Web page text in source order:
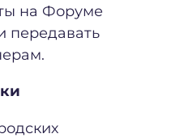
на Форуме
передавать